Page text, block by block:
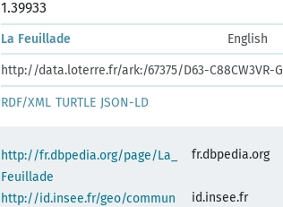
1.39933
La Feuillade
English
http://data.loterre.fr/ark:/67375/D63-C88CW3VR-G
RDF/XML TURTLE JSON-LD
http://fr.dbpedia.org/page/La_
Feuillade
fr.dbpedia.org
http://id.insee.fr/geo/commun
id.insee.fr